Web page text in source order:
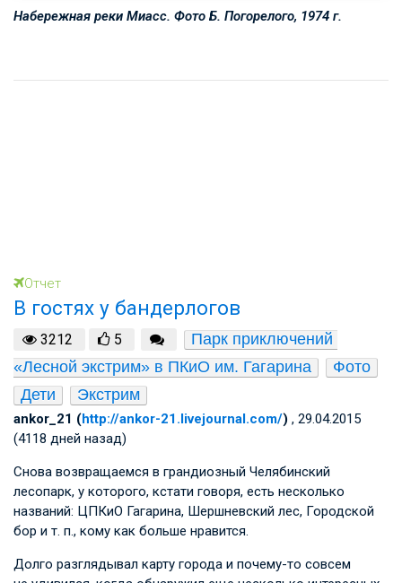
Набережная реки Миасс. Фото Б. Погорелого, 1974 г.
Отчет
В гостях у бандерлогов
3212 5
Парк приключений
«Лесной экстрим» в ПКиО им. Гагарина
Фото
Дети
Экстрим
ankor_21 (http://ankor-21.livejournal.com/) , 29.04.2015
(4118 дней назад)
Снова возвращаемся в грандиозный Челябинский
лесопарк, у которого, кстати говоря, есть несколько
названий: ЦПКиО Гагарина, Шершневский лес, Городской
бор и т. п. , кому как больше нравится.
Долго разглядывал карту города и почему-то совсем